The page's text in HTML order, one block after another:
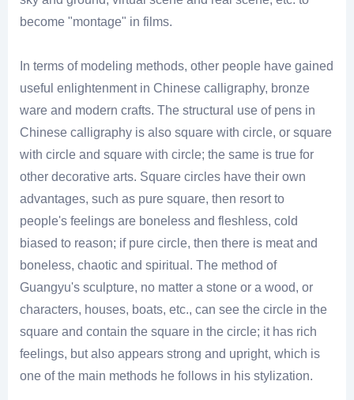
become "montage" in films.
In terms of modeling methods, other people have gained
useful enlightenment in Chinese calligraphy, bronze
ware and modern crafts. The structural use of pens in
Chinese calligraphy is also square with circle, or square
with circle and square with circle; the same is true for
other decorative arts. Square circles have their own
advantages, such as pure square, then resort to
people's feelings are boneless and fleshless, cold
biased to reason; if pure circle, then there is meat and
boneless, chaotic and spiritual. The method of
Guangyu's sculpture, no matter a stone or a wood, or
characters, houses, boats, etc., can see the circle in the
square and contain the square in the circle; it has rich
feelings, but also appears strong and upright, which is
one of the main methods he follows in his stylization.